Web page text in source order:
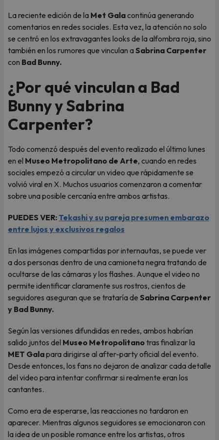
La reciente edición de la Met Galacontinúa generando
comentarios en redes sociales. Esta vez, la atención no solo
se centró en los extravagantes looks de la alfombra roja, sino
también en los rumores que vinculan aSabrina Carpenter
con Bad Bunny.
¿Por qué vinculan a Bad
Bunny y Sabrina
Carpenter?
Todo comenzó después del evento realizado el último lunes
en el Museo Metropolitano de Arte, cuando en redes
sociales empezó a circular un video que rápidamente se
volvió viral en X. Muchos usuarios comenzaron a comentar
sobre una posible cercanía entre ambos artistas.
PUEDES VER:Tekashi y su pareja presumen embarazo
entre lujos y exclusivos regalos
En las imágenes compartidas por internautas, se puede ver
a dos personas dentro de una camioneta negra tratando de
ocultarse de las cámaras y los flashes. Aunque el video no
permite identificar claramente sus rostros, cientos de
seguidores aseguran que se trataría de Sabrina Carpenter
y Bad Bunny.
Según las versiones difundidas en redes, ambos habrían
salido juntos del Museo Metropolitano tras finalizar la
MET Galapara dirigirse al after-party oficial del evento.
Desde entonces, los fans no dejaron de analizar cada detalle
del video para intentar confirmar si realmente eran los
cantantes.
Como era de esperarse, las reacciones no tardaron en
aparecer. Mientras algunos seguidores se emocionaron con
la idea de un posible romance entre los artistas, otros